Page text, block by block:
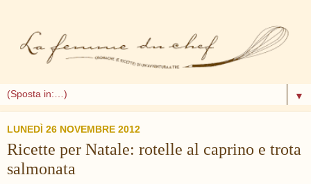
▼
LUNEDÌ 26 NOVEMBRE 2012
Ricette per Natale: rotelle al caprino e trota
salmonata